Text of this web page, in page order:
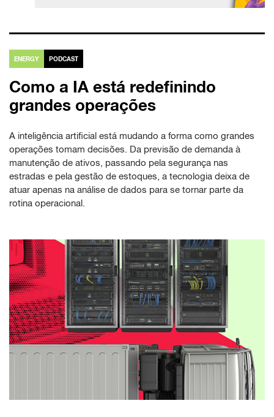
ENERGY PODCAST
Como a IA está redefinindo
grandes operações
A inteligência artificial está mudando a forma como grandes
operações tomam decisões. Da previsão de demanda à
manutenção de ativos, passando pela segurança nas
estradas e pela gestão de estoques, a tecnologia deixa de
atuar apenas na análise de dados para se tornar parte da
rotina operacional.